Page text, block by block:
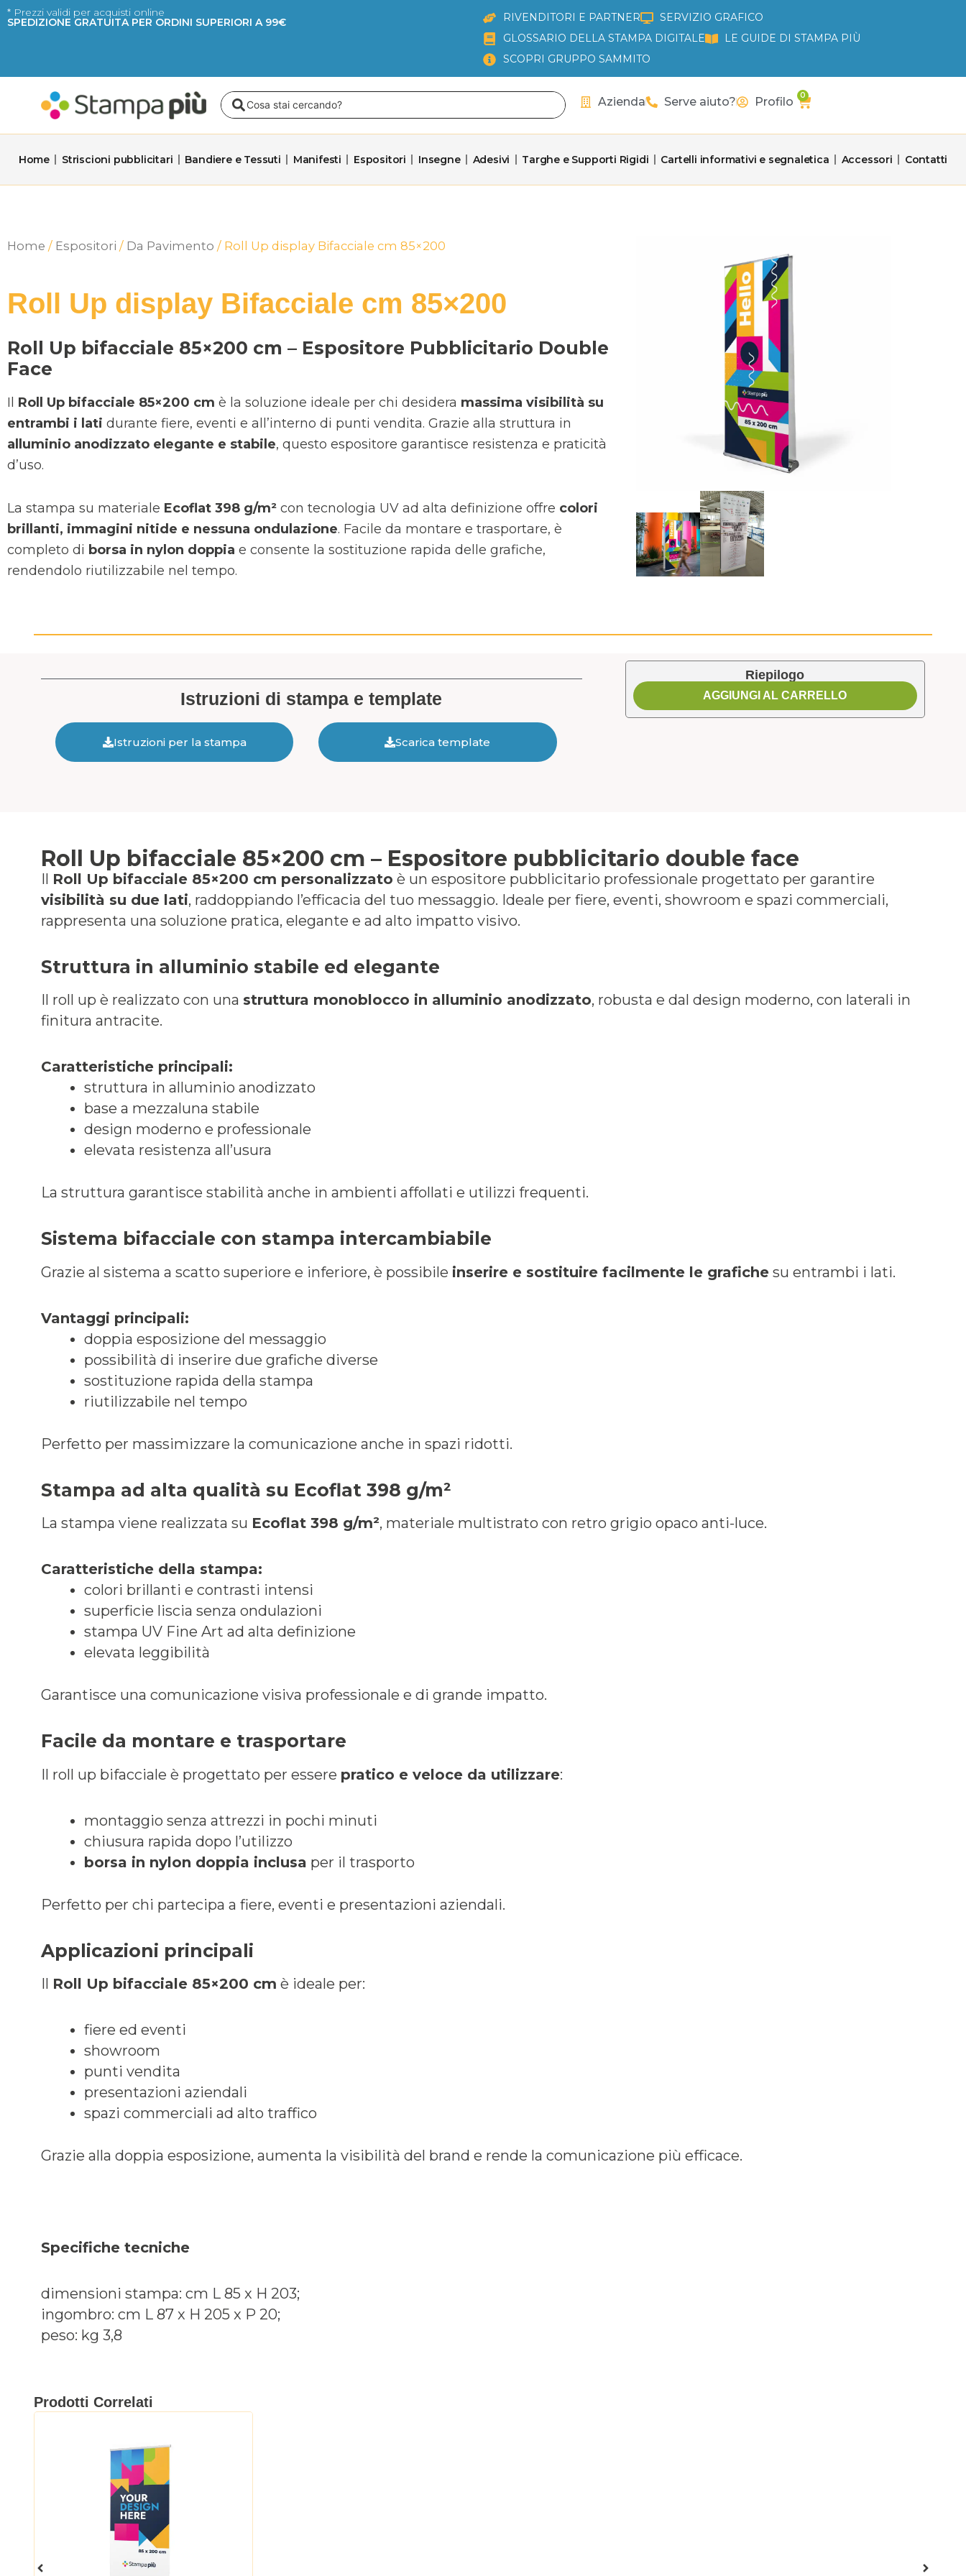
Vai
al
* Prezzi validi per acquisti online
SPEDIZIONE GRATUITA PER ORDINI SUPERIORI A 99€ RIVENDITORI E PARTNER
SERVIZIO GRAFICO
GLOSSARIO DELLA STAMPA DIGITALE
LE GUIDE DI STAMPA PIÙ
SCOPRI GRUPPO SAMMITO
Search
Azienda Serve aiuto? Profilo 0
Carrello
Home Striscioni pubblicitari Bandiere e Tessuti Manifesti Espositori Insegne Adesivi Targhe e Supporti Rigidi Cartelli informativi e segnaletica Accessori Contatti
Home / Espositori / Da Pavimento / Roll Up display Bifacciale cm 85×200
Roll Up display Bifacciale cm 85×200
Roll Up bifacciale 85×200 cm – Espositore Pubblicitario Double
Face
Il Roll Up bifacciale 85×200 cm è la soluzione ideale per chi desidera massima visibilità su
entrambi i lati durante fiere, eventi e all’interno di punti vendita. Grazie alla struttura in
alluminio anodizzato elegante e stabile, questo espositore garantisce resistenza e praticità
d’uso.
La stampa su materiale Ecoflat 398 g/m² con tecnologia UV ad alta definizione offre colori
brillanti, immagini nitide e nessuna ondulazione. Facile da montare e trasportare, è
completo di borsa in nylon doppia e consente la sostituzione rapida delle grafiche,
rendendolo riutilizzabile nel tempo.
Istruzioni di stampa e template
Istruzioni per la stampa Scarica template
Riepilogo
AGGIUNGI AL CARRELLO
Roll Up bifacciale 85×200 cm – Espositore pubblicitario double face
Il Roll Up bifacciale 85×200 cm personalizzato è un espositore pubblicitario professionale progettato per garantire
visibilità su due lati, raddoppiando l’efficacia del tuo messaggio. Ideale per fiere, eventi, showroom e spazi commerciali,
rappresenta una soluzione pratica, elegante e ad alto impatto visivo.
Struttura in alluminio stabile ed elegante
Il roll up è realizzato con una struttura monoblocco in alluminio anodizzato, robusta e dal design moderno, con laterali in
finitura antracite.
Caratteristiche principali:
struttura in alluminio anodizzato
base a mezzaluna stabile
design moderno e professionale
elevata resistenza all’usura
La struttura garantisce stabilità anche in ambienti affollati e utilizzi frequenti.
Sistema bifacciale con stampa intercambiabile
Grazie al sistema a scatto superiore e inferiore, è possibile inserire e sostituire facilmente le grafiche su entrambi i lati.
Vantaggi principali:
doppia esposizione del messaggio
possibilità di inserire due grafiche diverse
sostituzione rapida della stampa
riutilizzabile nel tempo
Perfetto per massimizzare la comunicazione anche in spazi ridotti.
Stampa ad alta qualità su Ecoflat 398 g/m²
La stampa viene realizzata su Ecoflat 398 g/m², materiale multistrato con retro grigio opaco anti-luce.
Caratteristiche della stampa:
colori brillanti e contrasti intensi
superficie liscia senza ondulazioni
stampa UV Fine Art ad alta definizione
elevata leggibilità
Garantisce una comunicazione visiva professionale e di grande impatto.
Facile da montare e trasportare
Il roll up bifacciale è progettato per essere pratico e veloce da utilizzare:
montaggio senza attrezzi in pochi minuti
chiusura rapida dopo l’utilizzo
borsa in nylon doppia inclusa per il trasporto
Perfetto per chi partecipa a fiere, eventi e presentazioni aziendali.
Applicazioni principali
Il Roll Up bifacciale 85×200 cm è ideale per:
fiere ed eventi
showroom
punti vendita
presentazioni aziendali
spazi commerciali ad alto traffico
Grazie alla doppia esposizione, aumenta la visibilità del brand e rende la comunicazione più efficace.
Specifiche tecniche
dimensioni stampa: cm L 85 x H 203;
ingombro: cm L 87 x H 205 x P 20;
peso: kg 3,8
Prodotti Correlati